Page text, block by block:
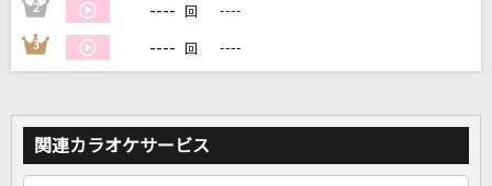
DAMに会員登録・ログインして
自宅でカラオケ歌い放題！
家族や友達と一緒に！練習にも！
2 ---- 回 ----
3 ---- 回 ----
関連カラオケサービス